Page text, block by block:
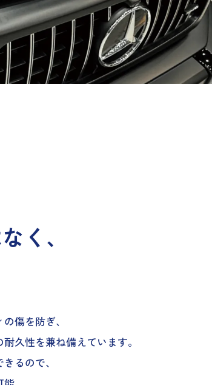
く、
傷を防ぎ、
久性を兼ね備えています。
るので、